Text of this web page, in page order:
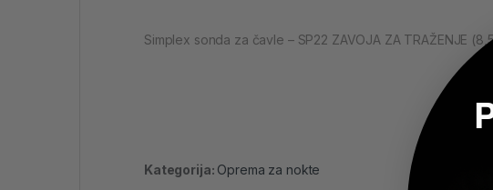
Simplex sonda za čavle – SP22 ZAVOJA ZA TRAŽENJE
Kategorija: Oprema za nokte